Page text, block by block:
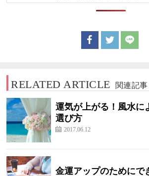
RELATED ARTICLE 関連記事
運気が上がる！風水に
選び方
2017.06.12
金運アップのためにで